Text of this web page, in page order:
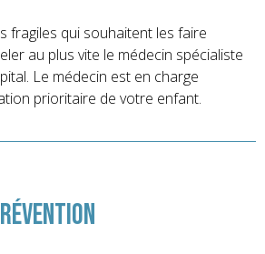
fragiles qui souhaitent les faire
au plus vite le médecin spécialiste
Le médecin est en charge
prioritaire de votre enfant.